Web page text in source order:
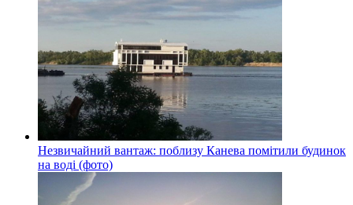
Незвичайний вантаж: поблизу Канева помітили будинок
на воді (фото)